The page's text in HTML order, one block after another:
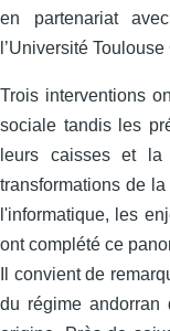
en partenariat
l’Université
Trois interventions
sociale tandis les
leurs caisses et la
transformations de
l'informatique, les
ont complété ce
Il convient de
du régime andorran